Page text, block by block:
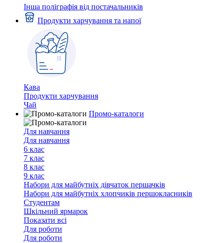
Інша поліграфія від постачальників
Продукти харчування та напої
Кава
Продукти харчування
Чай
Промо-каталоги
Для навчання
Для навчання
6 клас
7 клас
8 клас
9 клас
Набори для майбутніх дiвчаток першачкiв
Набори для майбутніх хлопчиків першокласників
Студентам
Шкільний ярмарок
Показати всі
Для роботи
Для роботи